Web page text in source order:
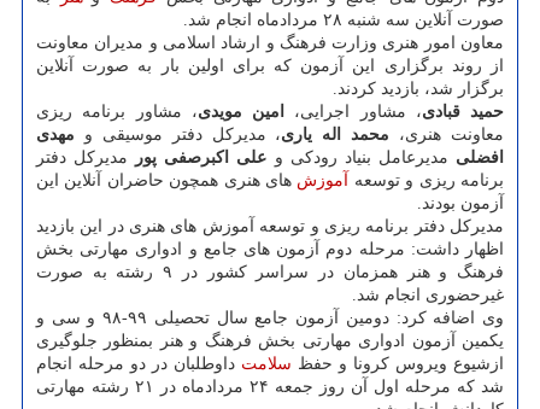
صورت آنلاین سه شنبه ۲۸ مردادماه انجام شد.
معاون امور هنری وزارت فرهنگ و ارشاد اسلامی و مدیران معاونت
از روند برگزاری این آزمون که برای اولین بار به صورت آنلاین
برگزار شد، بازدید کردند.
حمید قبادی، مشاور اجرایی، امین مویدی، مشاور برنامه ریزی
معاونت هنری، محمد اله یاری، مدیرکل دفتر موسیقی و مهدی
افضلی مدیرعامل بنیاد رودکی و علی اکبرصفی پور مدیرکل دفتر
برنامه ریزی و توسعه
آموزش های هنری همچون حاضران آنلاین این
آزمون بودند.
مدیرکل دفتر برنامه ریزی و توسعه آموزش های هنری در این بازدید
اظهار داشت: مرحله دوم آزمون های جامع و ادواری مهارتی بخش
فرهنگ و هنر همزمان در سراسر کشور در ۹ رشته به صورت
غیرحضوری انجام شد.
وی اضافه کرد: دومین آزمون جامع سال تحصیلی ۹۹-۹۸ و سی و
یکمین آزمون ادواری مهارتی بخش فرهنگ و هنر بمنظور جلوگیری
ازشیوع ویروس کرونا و حفظ سلامت داوطلبان در دو مرحله انجام
شد که مرحله اول آن روز جمعه ۲۴ مردادماه در ۲۱ رشته مهارتی